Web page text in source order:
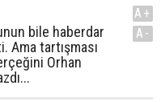
bile haberdar
Ama tartışması
Orhan
A+
A-